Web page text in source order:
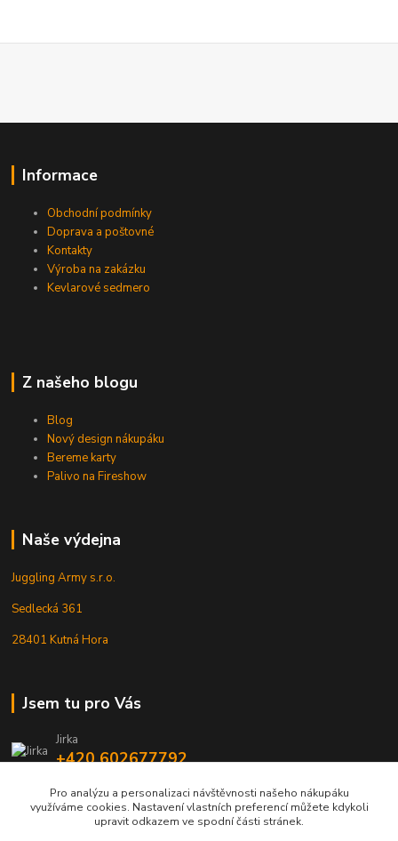
Informace
Obchodní podmínky
Doprava a poštovné
Kontakty
Výroba na zakázku
Kevlarové sedmero
Z našeho blogu
Blog
Nový design nákupáku
Bereme karty
Palivo na Fireshow
Naše výdejna
Juggling Army s.r.o.
Sedlecká 361
28401 Kutná Hora
Jsem tu pro Vás
Jirka
+420 602677792
info@jarmy.cz
Pro analýzu a personalizaci návštěvnosti našeho nákupáku
využíváme cookies. Nastavení vlastních preferencí můžete kdykoli
upravit odkazem ve spodní části stránek.